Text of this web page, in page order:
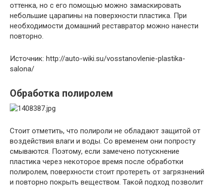
оттенка, но с его помощью можно замаскировать
небольшие царапины на поверхности пластика. При
необходимости домашний реставратор можно нанести
повторно.
Источник: http://auto-wiki.su/vosstanovlenie-plastika-
salona/
Обработка полиролем
Стоит отметить, что полироли не обладают защитой от
воздействия влаги и воды. Со временем они попросту
смываются. Поэтому, если замечено потускнение
пластика через некоторое время после обработки
полиролем, поверхности стоит протереть от загрязнений
и повторно покрыть веществом. Такой подход позволит